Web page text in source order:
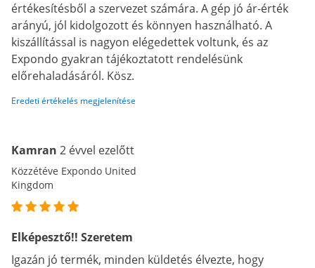
értékesítésből a szervezet számára. A gép jó ár-érték
arányú, jól kidolgozott és könnyen használható. A
kiszállítással is nagyon elégedettek voltunk, és az
Expondo gyakran tájékoztatott rendelésünk
előrehaladásáról. Kösz.
Eredeti értékelés megjelenítése
Kamran 2 évvel ezelőtt
Közzétéve Expondo United
Kingdom
Elképesztő!! Szeretem
Igazán jó termék, minden küldetés élvezte, hogy